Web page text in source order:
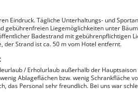
Eindruck. Tägliche Unterhaltungs- und
gebührenfreien Liegemöglichkeiten unter
Badestrand mit gebührenpflichtigen
der Strand ist ca. 50 m vom Hotel entfernt.
/ Erholurlaub außerhalb der
Ablageflächen bzw. wenig Schrankfläche
das Personal sehr freundlich. Bei uns war